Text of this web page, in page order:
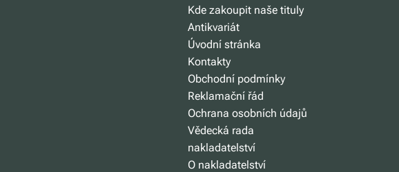
Kde zakoupit naše tituly
Antikvariát
Úvodní stránka
Kontakty
Obchodní podmínky
Reklamační řád
Ochrana osobních údajů
Vědecká rada
nakladatelství
O nakladatelství